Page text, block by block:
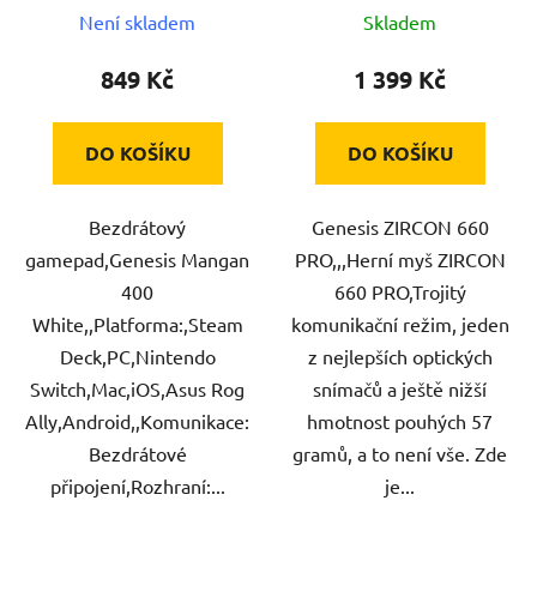
Není skladem
849 Kč
DO KOŠÍKU
Bezdrátový
gamepad,Genesis Mangan
400
White,,Platforma:,Steam
Deck,PC,Nintendo
Switch,Mac,iOS,Asus Rog
Ally,Android,,Komunikace:
Bezdrátové
připojení,Rozhraní:...
Skladem
1 399 Kč
DO KOŠÍKU
Genesis ZIRCON 660
PRO,,,Herní myš ZIRCON
660 PRO,Trojitý
komunikační režim, jeden
z nejlepších optických
snímačů a ještě nižší
hmotnost pouhých 57
gramů, a to není vše. Zde
je...